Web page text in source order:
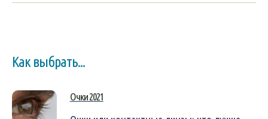
Как выбрать...
Очки 2021